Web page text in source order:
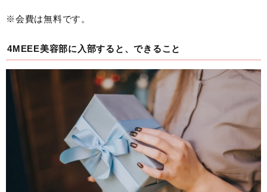
※会費は無料です。
4MEEE美容部に入部すると、できること